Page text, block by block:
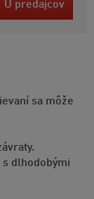
U predajcov
sa môže
s dlhodobými